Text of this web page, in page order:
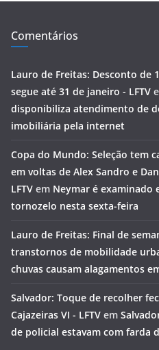
Comentários
Lauro de Freitas: Desconto de
segue até 31 de janeiro - LFTV
disponibiliza atendimento de
imobiliária pela internet
Copa do Mundo: Seleção tem
em voltas de Alex Sandro e
LFTV em Neymar é
tornozelo nesta sexta-feira
Lauro de Freitas: Final de
transtornos de mobilidade
chuvas causam alagamentos
Salvador: Toque de recolher
Cajazeiras VI - LFTV em
de policial estavam com farda